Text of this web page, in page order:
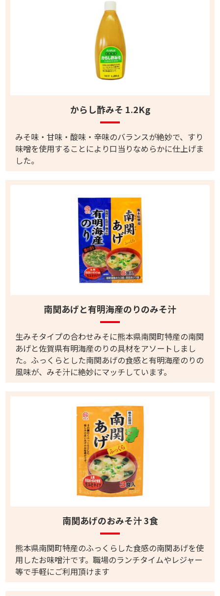
からし酢みそ 1.2Kg
みそ味・甘味・酸味・辛味のバランスが絶妙で、すり
味噌を使用することにより口当りなめらかに仕上げま
した。
南関あげと有明海産のりのみそ汁
生みそタイプの合わせみそに熊本県南関町特産の南関
あげと佐賀県有明海産のりの具材をアソートしまし
た。ふっくらとした南関あげの食感と有明海産のりの
風味が、みそ汁に絶妙にマッチしています。
南関あげのおみそ汁 3食
熊本県南関町特産のふっくらした食感の南関あげを使
用したお味噌汁です。職場のランチタイムやレジャー
等で手軽にご利用頂けます